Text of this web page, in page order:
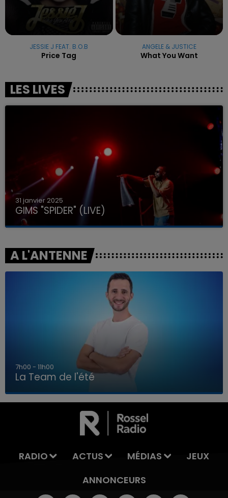
LA TEAM DE L'ÉTÉ
JESSIE J FEAT. B.O.B
Price Tag
ANGELE & JUSTICE
What You Want
LES LIVES
31 janvier 2025
GIMS "SPIDER" (LIVE)
A L'ANTENNE
7h00 - 11h00
La Team de l'été
RADIO ACTUS MÉDIAS
JEUX
ANNONCEURS